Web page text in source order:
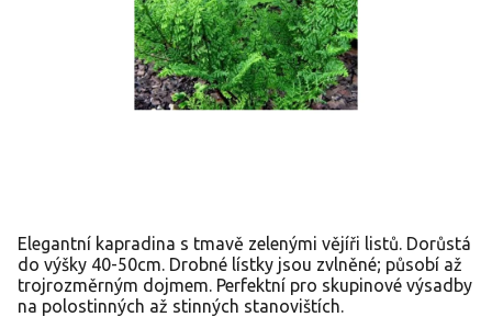
Elegantní kapradina s tmavě zelenými vějíři listů. Dorůstá
do výšky 40-50cm. Drobné lístky jsou zvlněné; působí až
trojrozměrným dojmem. Perfektní pro skupinové výsadby
na polostinných až stinných stanovištích.